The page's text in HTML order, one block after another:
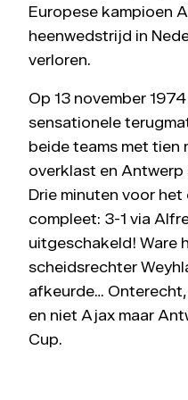
Europese kampioen
heenwedstrijd in
verloren.
Op 13 november
sensationele
beide teams met tien
overklast en Antwerp
Drie minuten voor
compleet: 3-1 via
uitgeschakeld! Ware
scheidsrechter
afkeurde…
en niet Ajax maar
Cup.